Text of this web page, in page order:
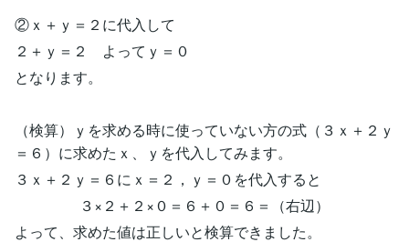
②ｘ＋ｙ＝２に代入して
２＋ｙ＝２ よってｙ＝０
となります。
（検算）ｙを求める時に使っていない方の式（３ｘ＋２ｙ
＝６）に求めたｘ、ｙを代入してみます。
３ｘ＋２ｙ＝６にｘ＝２，ｙ＝０を代入すると
３×２＋２×０＝６＋０＝６＝（右辺）
よって、求めた値は正しいと検算できました。